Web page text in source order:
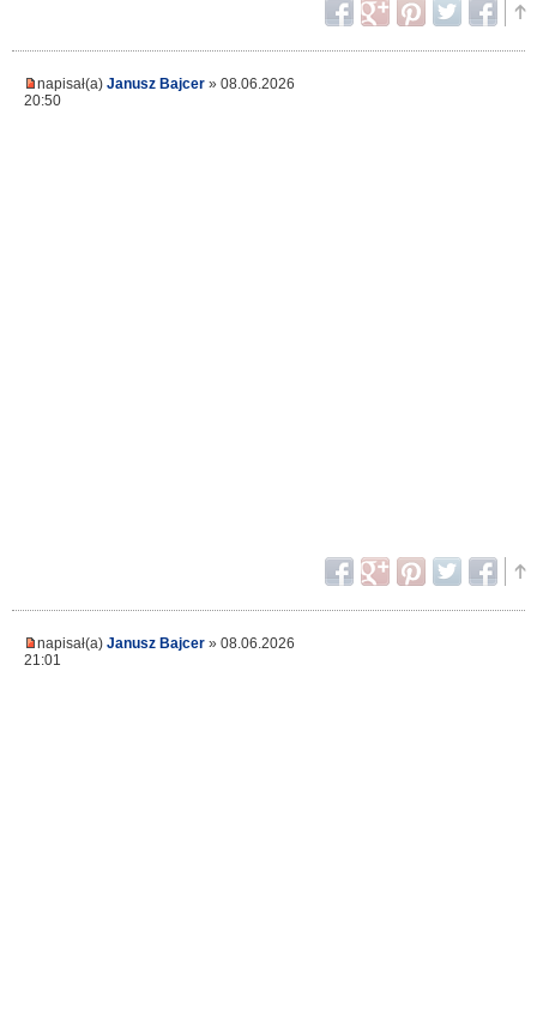
napisał(a) Janusz Bajcer » 08.06.2026
20:50
napisał(a) Janusz Bajcer » 08.06.2026
21:01